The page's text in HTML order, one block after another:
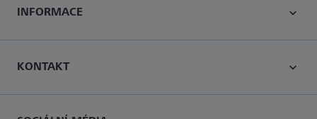
INFORMACE
KONTAKT